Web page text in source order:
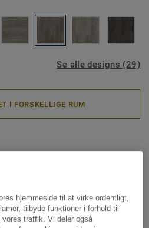
Se alle designs (29)
I FORSKELLIGE RUM
LIGHT
hjemmeside til at virke ordentligt,
tilbyde funktioner i forhold til
traffik. Vi deler også